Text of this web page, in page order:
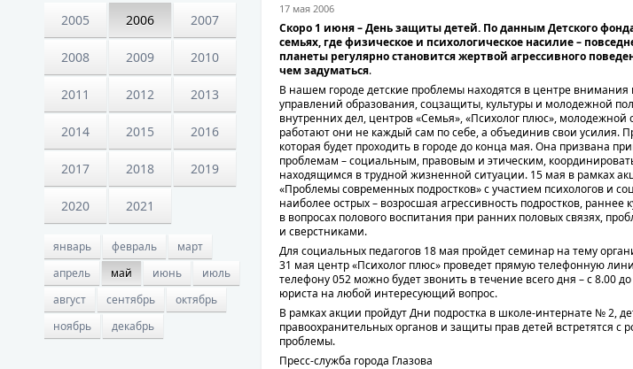
2005 2006 2007
2008 2009 2010
2011 2012 2013
2014 2015 2016
2017 2018 2019
2020 2021
январь февраль
март
апрель
май июнь
июль
август
сентябрь
октябрь
ноябрь
декабрь
17 мая 2006
Скоро 1 июня – День защиты детей. По данным Детского
семьях, где физическое и психологическое насилие –
планеты регулярно становится жертвой агрессивного
чем задуматься.
В нашем городе детские проблемы находятся в центре
управлений образования, соцзащиты, культуры и молодежной
внутренних дел, центров «Семья», «Психолог плюс»,
работают они не каждый сам по себе, а объединив свои усилия.
которая будет проходить в городе до конца мая. Она призвана
проблемам – социальным, правовым и этическим,
находящимся в трудной жизненной ситуации. 15 мая в рамках
«Проблемы современных подростков» с участием психологов и
наиболее острых – возросшая агрессивность подростков,
в вопросах полового воспитания при ранних половых связях,
и сверстниками.
Для социальных педагогов 18 мая пройдет семинар на тему
31 мая центр «Психолог плюс» проведет прямую телефонную
телефону 052 можно будет звонить в течение всего дня – с 8.00
юриста на любой интересующий вопрос.
В рамках акции пройдут Дни подростка в школе-интернате № 2,
правоохранительных органов и защиты прав детей встретятся
проблемы.
Пресс-служба города Глазова